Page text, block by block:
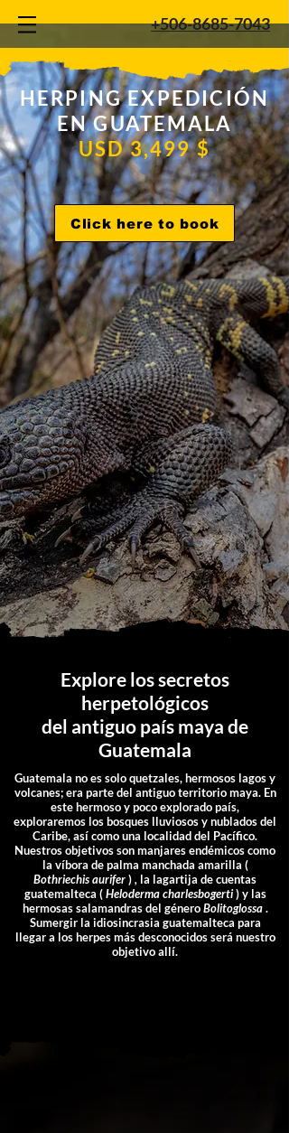
+506-8685-7043
HERPING EXPEDICIÓN
EN GUATEMALA
USD 3,499 $
Click here to book
Explore los secretos
herpetológicos
del antiguo país maya de
Guatemala
Guatemala no es solo quetzales, hermosos lagos y
volcanes; era parte del antiguo territorio maya. En
este hermoso y poco explorado país,
exploraremos los bosques lluviosos y nublados del
Caribe, así como una localidad del Pacífico.
Nuestros objetivos son manjares endémicos como
la víbora de palma manchada amarilla (
Bothriechis aurifer), la lagartija de cuentas
guatemalteca ( Heloderma charlesbogerti ) y las
hermosas salamandras del género Bolitoglossa .
Sumergir la idiosincrasia guatemalteca para
llegar a los herpes más desconocidos será nuestro
objetivo allí.